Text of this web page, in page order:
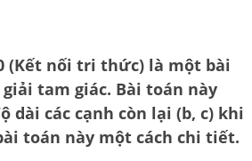
(Kết nối tri thức) là một bài
tam giác. Bài toán này
dài các cạnh còn lại (b, c) khi
toán này một cách chi tiết.